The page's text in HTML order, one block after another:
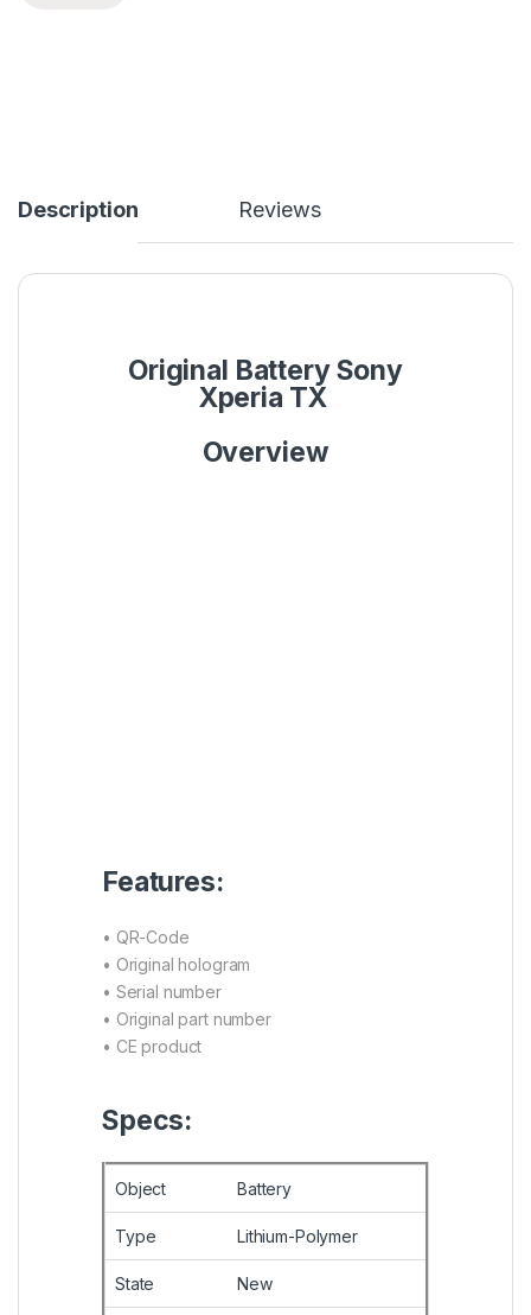
Description Reviews
Original Battery Sony
Xperia TX
Overview
Features:
• QR-Code
• Original hologram
• Serial number
• Original part number
• CE product
Specs:
Object Battery
Type Lithium-Polymer
State New